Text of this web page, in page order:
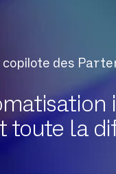
Workplace
sensibles
copilote des
toute la